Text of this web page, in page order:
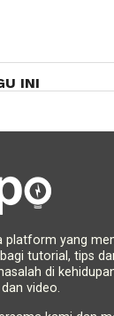
INI
platform yang
tutorial, tips
di
video.